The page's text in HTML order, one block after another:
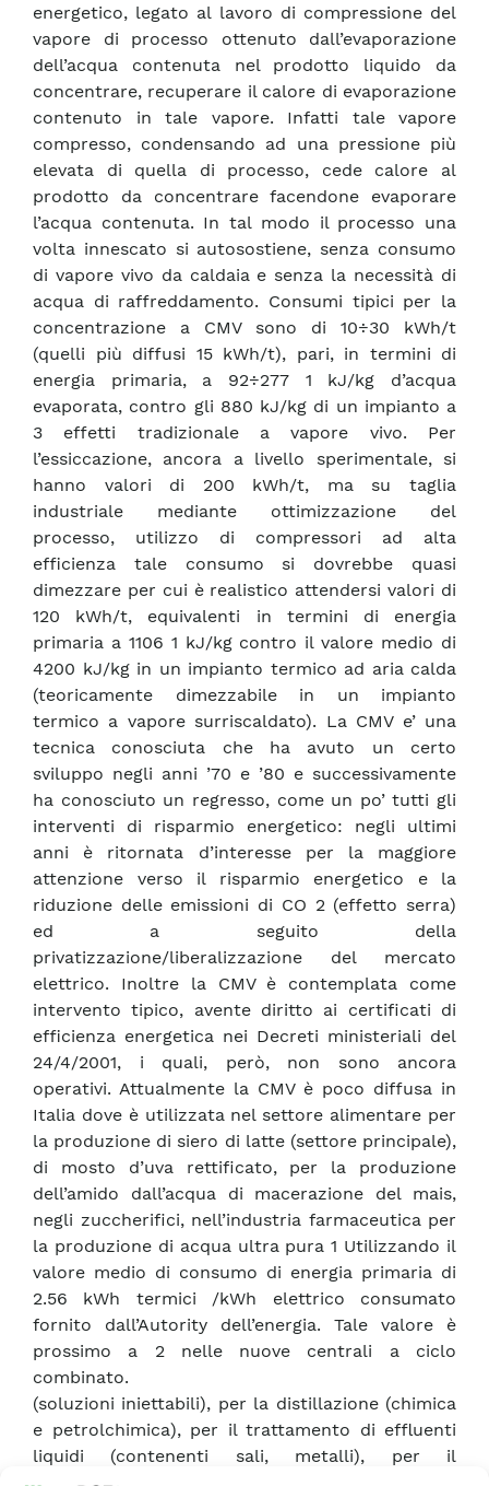
energetico, legato al lavoro di compressione del
vapore di processo ottenuto dall’evaporazione
dell’acqua contenuta nel prodotto liquido da
concentrare, recuperare il calore di evaporazione
contenuto in tale vapore. Infatti tale vapore
compresso, condensando ad una pressione più
elevata di quella di processo, cede calore al
prodotto da concentrare facendone evaporare
l’acqua contenuta. In tal modo il processo una
volta innescato si autosostiene, senza consumo
di vapore vivo da caldaia e senza la necessità di
acqua di raffreddamento. Consumi tipici per la
concentrazione a CMV sono di 10÷30 kWh/t
(quelli più diffusi 15 kWh/t), pari, in termini di
energia primaria, a 92÷277 1 kJ/kg d’acqua
evaporata, contro gli 880 kJ/kg di un impianto a
3 effetti tradizionale a vapore vivo. Per
l’essiccazione, ancora a livello sperimentale, si
hanno valori di 200 kWh/t, ma su taglia
industriale mediante ottimizzazione del
processo, utilizzo di compressori ad alta
efficienza tale consumo si dovrebbe quasi
dimezzare per cui è realistico attendersi valori di
120 kWh/t, equivalenti in termini di energia
primaria a 1106 1 kJ/kg contro il valore medio di
4200 kJ/kg in un impianto termico ad aria calda
(teoricamente dimezzabile in un impianto
termico a vapore surriscaldato). La CMV e’ una
tecnica conosciuta che ha avuto un certo
sviluppo negli anni ’70 e ’80 e successivamente
ha conosciuto un regresso, come un po’ tutti gli
interventi di risparmio energetico: negli ultimi
anni è ritornata d’interesse per la maggiore
attenzione verso il risparmio energetico e la
riduzione delle emissioni di CO 2 (effetto serra)
ed a seguito della
privatizzazione/liberalizzazione del mercato
elettrico. Inoltre la CMV è contemplata come
intervento tipico, avente diritto ai certificati di
efficienza energetica nei Decreti ministeriali del
24/4/2001, i quali, però, non sono ancora
operativi. Attualmente la CMV è poco diffusa in
Italia dove è utilizzata nel settore alimentare per
la produzione di siero di latte (settore principale),
di mosto d’uva rettificato, per la produzione
dell’amido dall’acqua di macerazione del mais,
negli zuccherifici, nell’industria farmaceutica per
la produzione di acqua ultra pura 1 Utilizzando il
valore medio di consumo di energia primaria di
2.56 kWh termici /kWh elettrico consumato
fornito dall’Autority dell’energia. Tale valore è
prossimo a 2 nelle nuove centrali a ciclo
combinato.
(soluzioni iniettabili), per la distillazione (chimica
e petrolchimica), per il trattamento di effluenti
liquidi (contenenti sali, metalli), per il